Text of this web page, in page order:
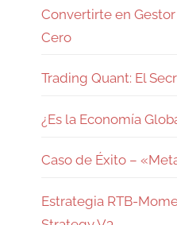
Convertirte en
Cero
Trading Quant: El
¿Es la Economía
Caso de Éxito –
Estrategia RTB-